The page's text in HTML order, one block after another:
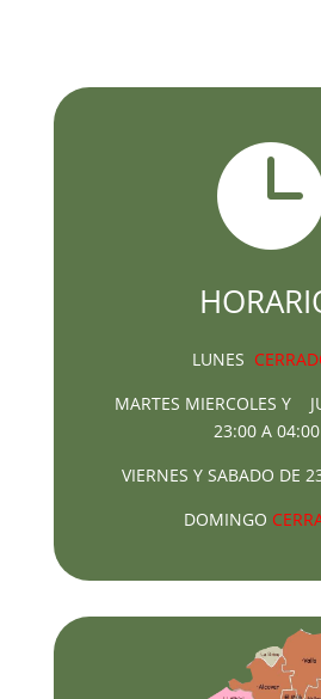
LUNES
MARTES MIERCOLES Y
23:00 A 04:00
VIERNES Y SABADO DE
DOMINGO